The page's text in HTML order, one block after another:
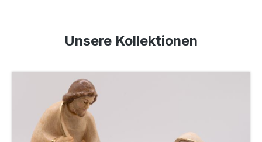
Unsere Kollektionen